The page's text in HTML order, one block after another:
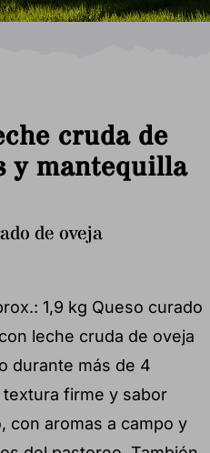
cruda de
y mantequilla
de oveja
1,9 kg Queso curado
leche cruda de oveja
durante más de 4
textura firme y sabor
con aromas a campo y